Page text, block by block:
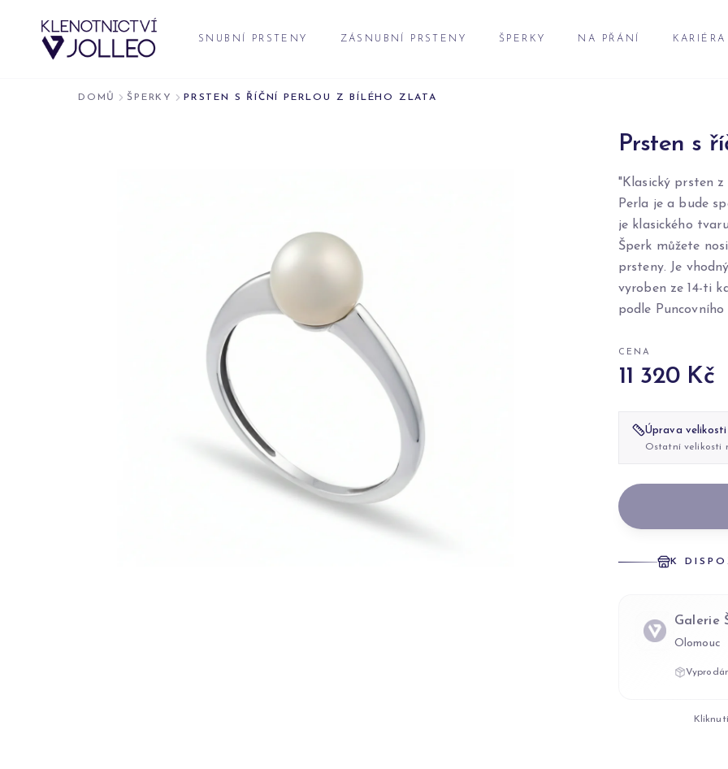
SNUBNÍ PRSTENY ZÁSNUBNÍ PRSTENY ŠPERKY NA PŘÁNÍ KARIÉRA
DOMŮ ŠPERKY PRSTEN S ŘÍČNÍ PERLOU Z BÍLÉHO ZLATA
Prsten s
"Klasický prsten
Perla je a bude
je klasického
Šperk můžete
prsteny. Je
vyroben ze 14-ti
podle Puncovního
CENA
11 320 Kč
Úprava velikosti
Ostatní velikosti
K
Galerie
Olomouc